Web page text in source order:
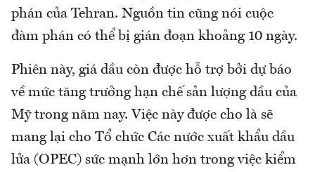
phán của Tehran. Nguồn tin cũng nói cuộc
đàm phán có thể bị gián đoạn khoảng 10 ngày.
Phiên này, giá dầu còn được hỗ trợ bởi dự báo
về mức tăng trưởng hạn chế sản lượng dầu của
Mỹ trong năm nay. Việc này được cho là sẽ
mang lại cho Tổ chức Các nước xuất khẩu dầu
lửa (OPEC) sức mạnh lớn hơn trong việc kiểm